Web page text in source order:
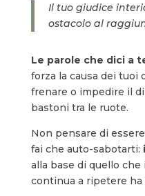
Il tuo giudice
ostacolo al
Le parole che dici a
forza la causa dei tuoi
frenare o impedire il
bastoni tra le ruote.
Non pensare di
fai che auto-sabotarti:
alla base di quello
continua a ripetere